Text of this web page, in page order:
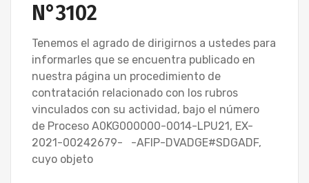
N°3102
Tenemos el agrado de dirigirnos a ustedes para
informarles que se encuentra publicado en
nuestra página un procedimiento de
contratación relacionado con los rubros
vinculados con su actividad, bajo el número
de Proceso A0KG000000-0014-LPU21, EX-
2021-00242679- -AFIP-DVADGE#SDGADF,
cuyo objeto